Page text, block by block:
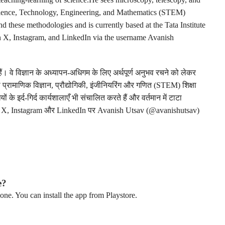
Technology, Engineering, and Mathematics (STEM)
these methodologies and is currently based at the Tata Institute
Instagram, and LinkedIn via the username Avanish
वे विज्ञान के अध्यापन‑अधिगम के लिए अर्थपूर्ण अनुभव रचने को लेकर
विज्ञान, प्रौद्योगिकी, इंजीनियरिंग और गणित (STEM) शिक्षा
कार्यशालाएँ भी संचालित करते हैं और वर्तमान में टाटा
Instagram और LinkedIn पर Avanish Utsav (@avanishutsav)
You can install the app from Playstore.